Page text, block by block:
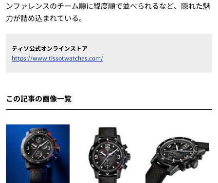
ンファレンスのチーム順に緯度順で並べられるなど、隠れた魅
力が詰め込まれている。
ティソ公式オンラインストア
https://www.tissotwatches.com/
この記事の画像一覧